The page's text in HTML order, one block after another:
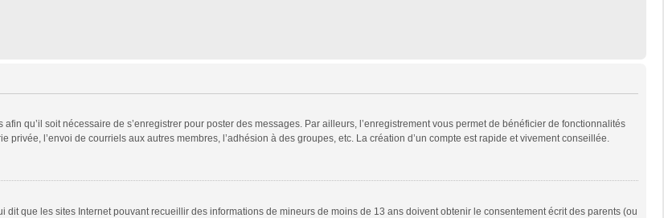
qu’il soit nécessaire de s’enregistrer pour poster des messages. Par ailleurs, l’enregistrement vous permet de bénéficier de fonctionnalités
l’envoi de courriels aux autres membres, l’adhésion à des groupes, etc. La création d’un compte est rapide et vivement conseillée.
dit que les sites Internet pouvant recueillir des informations de mineurs de moins de 13 ans doivent obtenir le consentement écrit des parents (ou